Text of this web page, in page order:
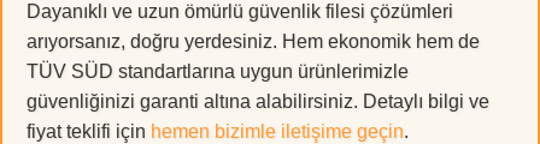
Dayanıklı ve uzun ömürlü güvenlik filesi çözümleri
arıyorsanız, doğru yerdesiniz. Hem ekonomik hem de
TÜV SÜD standartlarına uygun ürünlerimizle
güvenliğinizi garanti altına alabilirsiniz. Detaylı bilgi ve
fiyat teklifi için hemen bizimle iletişime geçin.